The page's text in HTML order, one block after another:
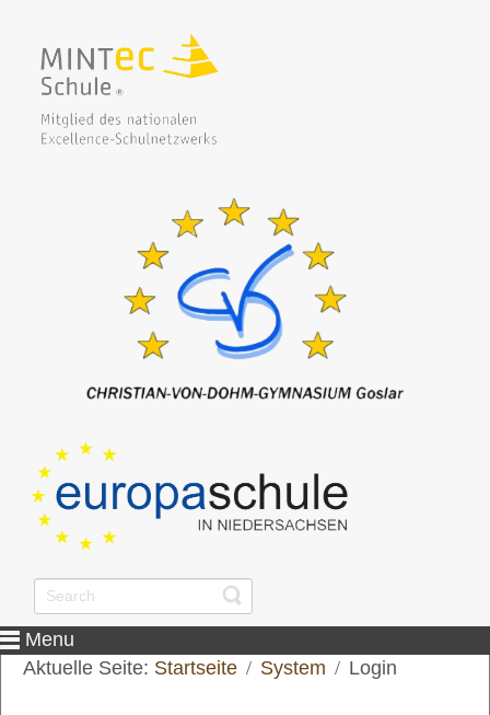
Menu
Aktuelle Seite: Startseite System Login